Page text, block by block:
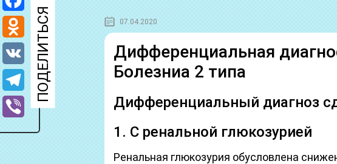
07.04.2020
Дифференциальная
Болезниа 2 типа
Дифференциальный диагноз
1. С ренальной глюкозурией
Ренальная глюкозурия обусловлена
Facebook
Odnoklassniki
VK
Telegram
Viber